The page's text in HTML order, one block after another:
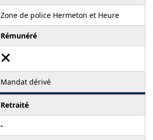
Zone de police Hermeton et Heure
Rémunéré
Mandat dérivé
Retraité
-